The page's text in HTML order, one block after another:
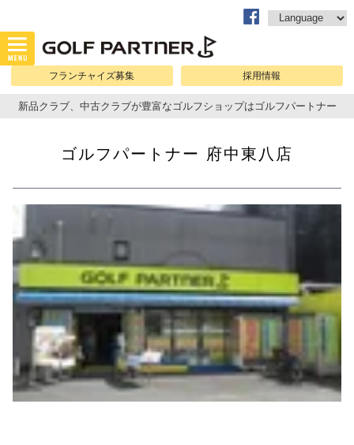
フランチャイズ募集 採用情報
新品クラブ、中古クラブが豊富なゴルフショップはゴルフパートナー
ゴルフパートナー 府中東八店